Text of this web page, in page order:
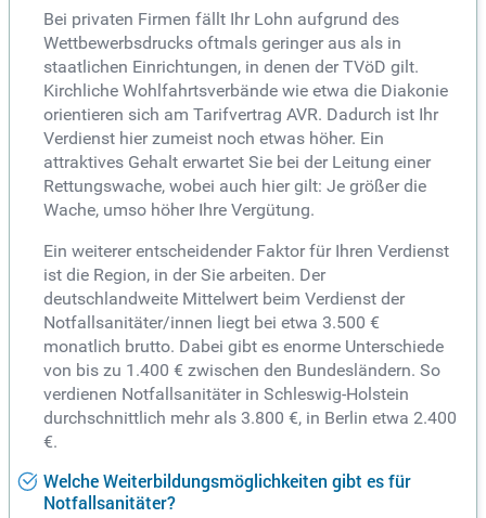
Bei privaten Firmen fällt Ihr Lohn aufgrund des
Wettbewerbsdrucks oftmals geringer aus als in
staatlichen Einrichtungen, in denen der TVöD gilt.
Kirchliche Wohlfahrtsverbände wie etwa die Diakonie
orientieren sich am Tarifvertrag AVR. Dadurch ist Ihr
Verdienst hier zumeist noch etwas höher. Ein
attraktives Gehalt erwartet Sie bei der Leitung einer
Rettungswache, wobei auch hier gilt: Je größer die
Wache, umso höher Ihre Vergütung.
Ein weiterer entscheidender Faktor für Ihren Verdienst
ist die Region, in der Sie arbeiten. Der
deutschlandweite Mittelwert beim Verdienst der
Notfallsanitäter/innen liegt bei etwa 3.500 €
monatlich brutto. Dabei gibt es enorme Unterschiede
von bis zu 1.400 € zwischen den Bundesländern. So
verdienen Notfallsanitäter in Schleswig-Holstein
durchschnittlich mehr als 3.800 €, in Berlin etwa 2.400
€.
Welche Weiterbildungsmöglichkeiten gibt es für
Notfallsanitäter?